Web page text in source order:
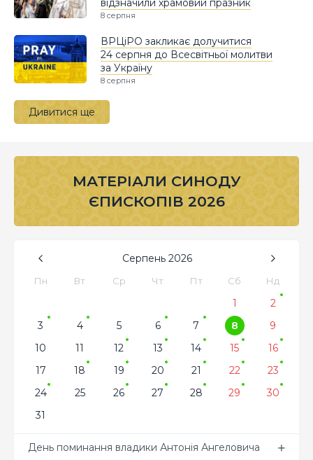
відзначили храмовий празник
8 серпня
ВРЦіРО закликає долучитися
24 серпня до Всесвітньої молитви
за Україну
8 серпня
Дивитися ще
МАТЕРІАЛИ СИНОДУ
ЄПИСКОПІВ 2026
Серпень 2026
Пн Вт Ср Чт Пт Сб Нд
1
2
3
4 5 6 7 8
9
10
11 12 13 14 15
16
17
18 19 20 21 22
23
24
25 26 27 28 29
30
31
День поминання владики Антонія Ангеловича